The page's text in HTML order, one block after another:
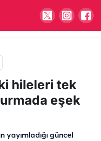
hileleri tek
eşek
yayımladığı güncel
vekili vefatının 7.